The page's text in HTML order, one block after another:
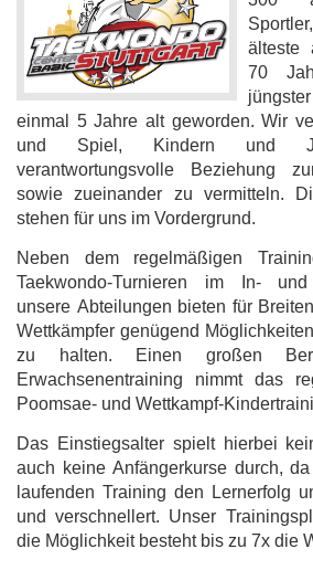
älteste
70
einmal 5 Jahre alt geworden. Wir
und Spiel, Kindern und
verantwortungsvolle Beziehung
sowie zueinander zu vermitteln.
stehen für uns im Vordergrund.
Neben dem regelmäßigen
Taekwondo-Turnieren im In-
unsere Abteilungen bieten für
Wettkämpfer genügend
zu halten. Einen großen
Erwachsenentraining nimmt das
Poomsae- und Wettkampf-
Das Einstiegsalter spielt hierbei
auch keine Anfängerkurse durch,
laufenden Training den Lernerfolg
und verschnellert. Unser
die Möglichkeit besteht bis zu 7x die